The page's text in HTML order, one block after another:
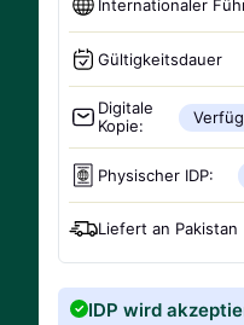
Internationaler
Gültigkeitsdauer
Digitale
Kopie:
Physischer IDP:
Liefert an Pakistan
IDP wird